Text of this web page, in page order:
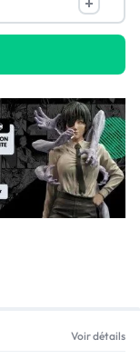
Voir détails